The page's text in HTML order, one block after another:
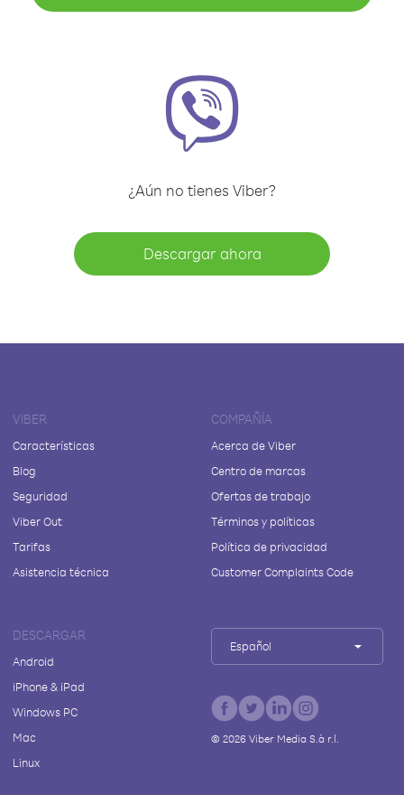
¿Aún no tienes Viber?
Descargar ahora
VIBER
Características
Blog
Seguridad
Viber Out
Tarifas
Asistencia técnica
COMPAÑÍA
Acerca de Viber
Centro de marcas
Ofertas de trabajo
Términos y políticas
Política de privacidad
Customer Complaints Code
DESCARGAR
Android
iPhone & iPad
Windows PC
Mac
Linux
Español
© 2026Viber Media S.à r.l.